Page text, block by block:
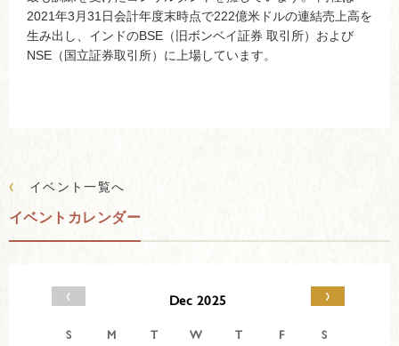
2021年3月31日会計年度末時点で222億米ドルの連結売上高を
生み出し、インドのBSE（旧ボンベイ証券 取引所）および
NSE（国立証券取引所）に上場しています。
‹ イベント一覧へ
イベントカレンダー
‹ Dec 2025 ›
S M T W T F
S